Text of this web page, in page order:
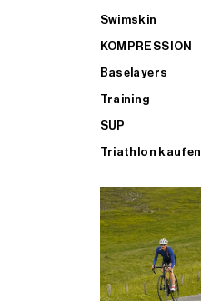
Swimskin
KOMPRESSION
Baselayers
Training
SUP
Triathlon kaufen